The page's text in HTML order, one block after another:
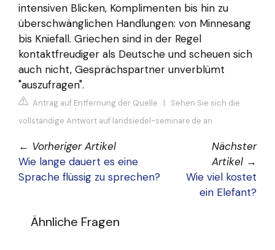
intensiven Blicken, Komplimenten bis hin zu
überschwänglichen Handlungen: von Minnesang
bis Kniefall. Griechen sind in der Regel
kontaktfreudiger als Deutsche und scheuen sich
auch nicht, Gesprächspartner unverblümt
"auszufragen".
Antrag auf Entfernung der Quelle | Sehen Sie sich die
vollständige Antwort auf landsiedel-seminare.de an
← Vorheriger Artikel
Wie lange dauert es eine
Sprache flüssig zu sprechen?
Nächster
Artikel →
Wie viel kostet
ein Elefant?
Ähnliche Fragen